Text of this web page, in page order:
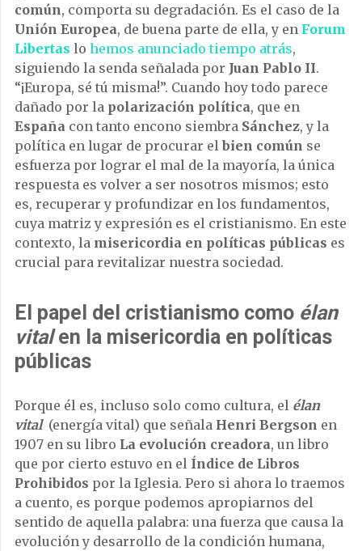
común, comporta su degradación. Es el caso de la
Unión Europea, de buena parte de ella, y en Forum
Libertas lo hemos anunciado tiempo atrás,
siguiendo la senda señalada por Juan Pablo II.
“¡Europa, sé tú misma!”. Cuando hoy todo parece
dañado por la polarización política, que en
España con tanto encono siembra Sánchez, y la
política en lugar de procurar el bien común se
esfuerza por lograr el mal de la mayoría, la única
respuesta es volver a ser nosotros mismos; esto
es, recuperar y profundizar en los fundamentos,
cuya matriz y expresión es el cristianismo. En este
contexto, la misericordia en políticas públicas es
crucial para revitalizar nuestra sociedad.
El papel del cristianismo como élan
vitalen la misericordia en políticas
públicas
Porque él es, incluso solo como cultura, el élan
vital(energía vital) que señala Henri Bergson en
1907 en su libro La evolución creadora, un libro
que por cierto estuvo en el Índice de Libros
Prohibidos por la Iglesia. Pero si ahora lo traemos
a cuento, es porque podemos apropiarnos del
sentido de aquella palabra: una fuerza que causa la
evolución y desarrollo de la condición humana,